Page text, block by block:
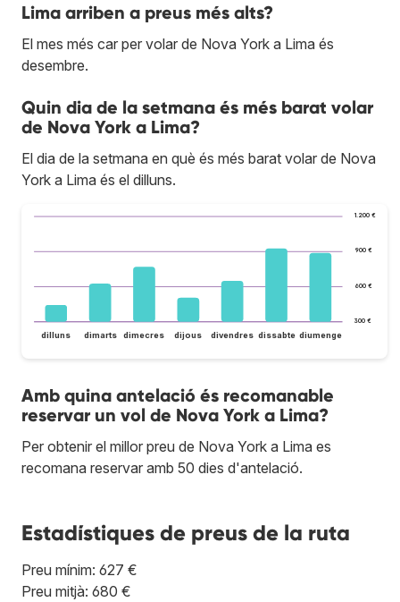
Lima arriben a preus més alts?
El mes més car per volar de Nova York a Lima és
desembre.
Quin dia de la setmana és més barat volar
de Nova York a Lima?
El dia de la setmana en què és més barat volar de Nova
York a Lima és el dilluns.
300 €
600 €
900 €
1.200 €
dilluns dimarts dimecres dijous divendres dissabte diumenge
Amb quina antelació és recomanable
reservar un vol de Nova York a Lima?
Per obtenir el millor preu de Nova York a Lima es
recomana reservar amb 50 dies d'antelació.
Estadístiques de preus de la ruta
Preu mínim: 627 €
Preu mitjà: 680 €